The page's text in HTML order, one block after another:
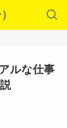
ルな仕事